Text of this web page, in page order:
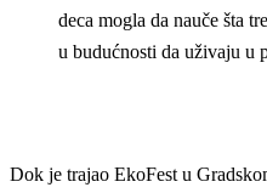
deca mogla da nauče šta
u budućnosti da uživaju u
Dok je trajao EkoFest u